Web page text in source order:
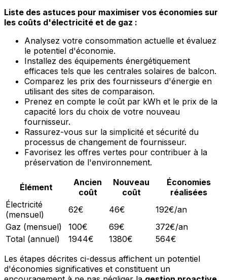
Liste des astuces pour maximiser vos économies sur
les coûts d'électricité et de gaz :
Analysez votre consommation actuelle et évaluez
le potentiel d'économie.
Installez des équipements énergétiquement
efficaces tels que les centrales solaires de balcon.
Comparez les prix des fournisseurs d'énergie en
utilisant des sites de comparaison.
Prenez en compte le coût par kWh et le prix de la
capacité lors du choix de votre nouveau
fournisseur.
Rassurez-vous sur la simplicité et sécurité du
processus de changement de fournisseur.
Favorisez les offres vertes pour contribuer à la
préservation de l'environnement.
Élément
Ancien
coût
Nouveau
coût
Économies
réalisées
Électricité
(mensuel)
62€ 46€
192€/an
Gaz (mensuel)
100€ 69€
372€/an
Total (annuel)
1944€ 1380€
564€
Les étapes décrites ci-dessus affichent un potentiel
d'économies significatives et constituent un